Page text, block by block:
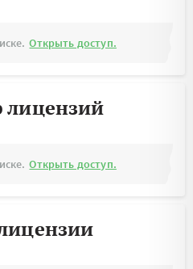
Открыть доступ.
лицензий
Открыть доступ.